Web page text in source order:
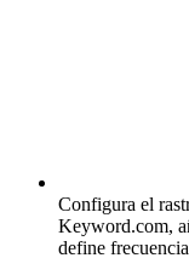
Configura el
Keyword.com,
define